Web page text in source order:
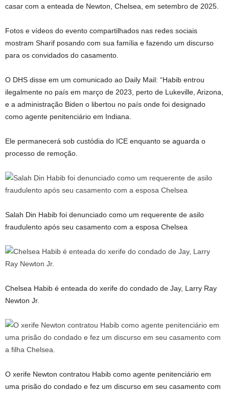
casar com a enteada de Newton, Chelsea, em setembro de 2025.
Fotos e vídeos do evento compartilhados nas redes sociais
mostram Sharif posando com sua família e fazendo um discurso
para os convidados do casamento.
O DHS disse em um comunicado ao Daily Mail: “Habib entrou
ilegalmente no país em março de 2023, perto de Lukeville, Arizona,
e a administração Biden o libertou no país onde foi designado
como agente penitenciário em Indiana.
Ele permanecerá sob custódia do ICE enquanto se aguarda o
processo de remoção.
Salah Din Habib foi denunciado como um requerente de asilo
fraudulento após seu casamento com a esposa Chelsea
Chelsea Habib é enteada do xerife do condado de Jay, Larry Ray
Newton Jr.
O xerife Newton contratou Habib como agente penitenciário em
uma prisão do condado e fez um discurso em seu casamento com